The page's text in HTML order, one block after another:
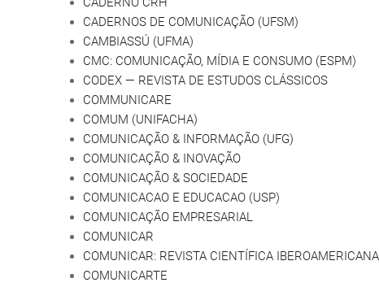
CADERNOS DE COMUNICAÇÃO (UFSM)
CAMBIASSÚ (UFMA)
CMC: COMUNICAÇÃO, MÍDIA E CONSUMO (ESPM)
CODEX — REVISTA DE ESTUDOS CLÁSSICOS
COMMUNICARE
COMUM (UNIFACHA)
COMUNICAÇÃO & INFORMAÇÃO (UFG)
COMUNICAÇÃO & INOVAÇÃO
COMUNICAÇÃO & SOCIEDADE
COMUNICACAO E EDUCACAO (USP)
COMUNICAÇÃO EMPRESARIAL
COMUNICAR
COMUNICAR: REVISTA CIENTÍFICA
COMUNICARTE